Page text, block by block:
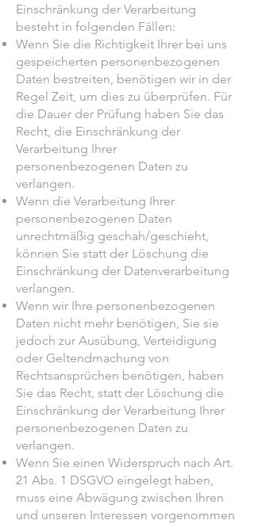
Einschränkung der Verarbeitung
besteht in folgenden Fällen:
Wenn Sie die Richtigkeit Ihrer bei uns
gespeicherten personenbezogenen
Daten bestreiten, benötigen wir in der
Regel Zeit, um dies zu überprüfen. Für
die Dauer der Prüfung haben Sie das
Recht, die Einschränkung der
Verarbeitung Ihrer
personenbezogenen Daten zu
verlangen.
Wenn die Verarbeitung Ihrer
personenbezogenen Daten
unrechtmäßig geschah/geschieht,
können Sie statt der Löschung die
Einschränkung der Datenverarbeitung
verlangen.
Wenn wir Ihre personenbezogenen
Daten nicht mehr benötigen, Sie sie
jedoch zur Ausübung, Verteidigung
oder Geltendmachung von
Rechtsansprüchen benötigen, haben
Sie das Recht, statt der Löschung die
Einschränkung der Verarbeitung Ihrer
personenbezogenen Daten zu
verlangen.
Wenn Sie einen Widerspruch nach Art.
21 Abs. 1 DSGVO eingelegt haben,
muss eine Abwägung zwischen Ihren
und unseren Interessen vorgenommen